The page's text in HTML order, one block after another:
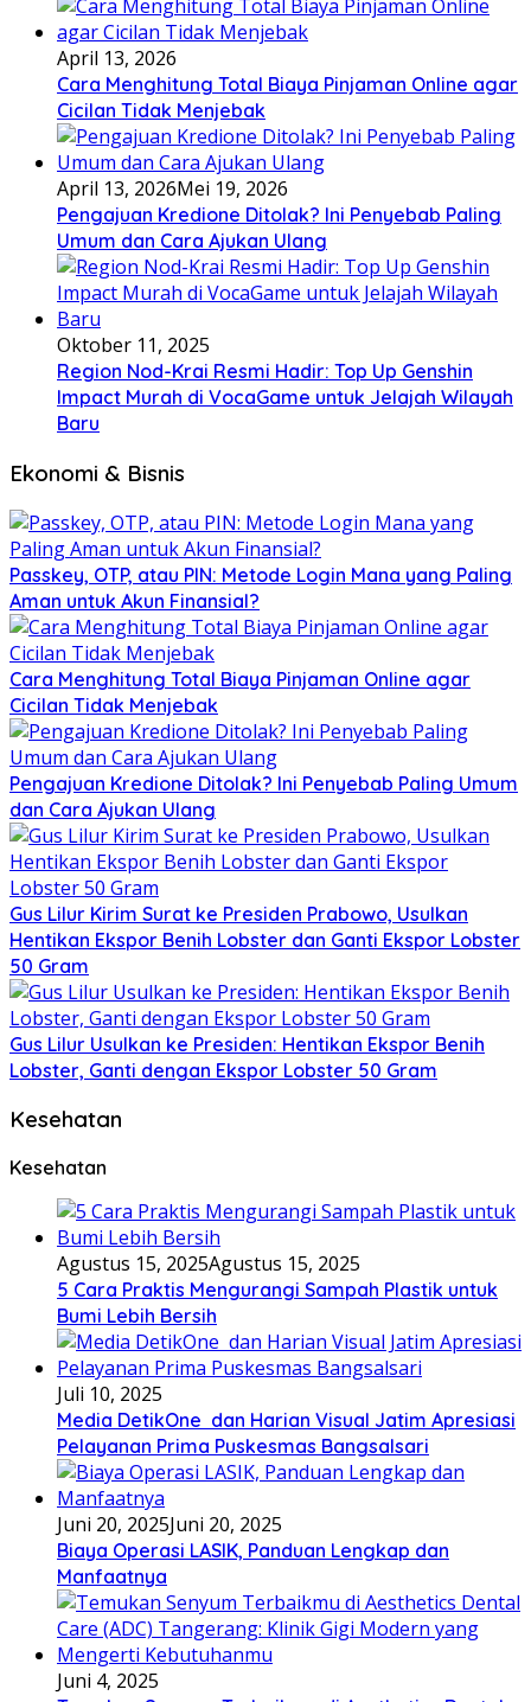
April 13, 2026
Cara Menghitung Total Biaya Pinjaman Online agar
Cicilan Tidak Menjebak
April 13, 2026Mei 19, 2026
Pengajuan Kredione Ditolak? Ini Penyebab Paling
Umum dan Cara Ajukan Ulang
Oktober 11, 2025
Region Nod-Krai Resmi Hadir: Top Up Genshin
Impact Murah di VocaGame untuk Jelajah Wilayah
Baru
Ekonomi & Bisnis
Passkey, OTP, atau PIN: Metode Login Mana yang Paling
Aman untuk Akun Finansial?
Cara Menghitung Total Biaya Pinjaman Online agar
Cicilan Tidak Menjebak
Pengajuan Kredione Ditolak? Ini Penyebab Paling Umum
dan Cara Ajukan Ulang
Gus Lilur Kirim Surat ke Presiden Prabowo, Usulkan
Hentikan Ekspor Benih Lobster dan Ganti Ekspor Lobster
50 Gram
Gus Lilur Usulkan ke Presiden: Hentikan Ekspor Benih
Lobster, Ganti dengan Ekspor Lobster 50 Gram
Kesehatan
Kesehatan
Agustus 15, 2025Agustus 15, 2025
5 Cara Praktis Mengurangi Sampah Plastik untuk
Bumi Lebih Bersih
Juli 10, 2025
Media DetikOne dan Harian Visual Jatim Apresiasi
Pelayanan Prima Puskesmas Bangsalsari
Juni 20, 2025Juni 20, 2025
Biaya Operasi LASIK, Panduan Lengkap dan
Manfaatnya
Juni 4, 2025